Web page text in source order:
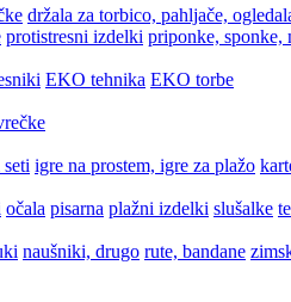
držala za torbico, pahljače,
protistresni izdelki priponke, sponke,
EKO tehnika EKO torbe
igre na prostem, igre za plažo
očala pisarna plažni izdelki slušalke
naušniki, drugo rute, bandane